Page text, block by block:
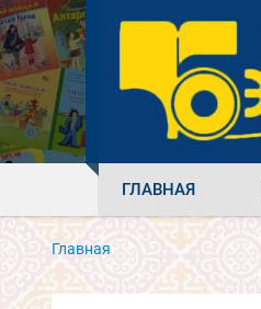
ГЛАВНАЯ
Главная